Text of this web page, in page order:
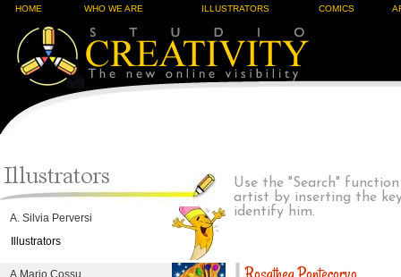
HOME WHO WE ARE ILLUSTRATORS COMICS
A. Silvia Perversi
Illustrators
A.Mario Cossu
Use the "Search"
artist by inserting the
identify him.